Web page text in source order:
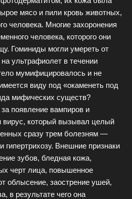
мясо и пили кровь животных,
человека. Многие захоронения
человека, которого они
Гоминиды могли умереть от
ультрафиолет в течении
мумифицировалось и не
виду под «окаменеть под
мифических существ?
появление вампиров и
вирус, который вызывал целый
сразу трем болезням —
гипертрихозу. Внешние признаки
зубов, бледная кожа,
черт лица, повышенное
облысение, заострение ушей,
в результате чего она